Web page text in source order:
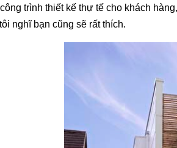
trình thiết kế thự tế cho khách
nghĩ bạn cũng sẽ rất thích.